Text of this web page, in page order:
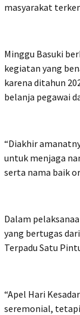
masyarakat
Minggu Basuki
kegiatan yang
karena ditahun
belanja pegawai
“Diakhir
untuk menjaga
serta nama baik
Dalam
yang bertugas
Terpadu Satu
“Apel Hari
seremonial,